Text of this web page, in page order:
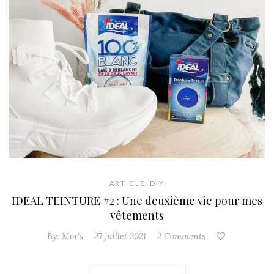
ARTICLE DIY
IDEAL TEINTURE #2 : Une deuxième vie pour mes
vêtements
By: Mor's 27 juillet 2021 2 Comments